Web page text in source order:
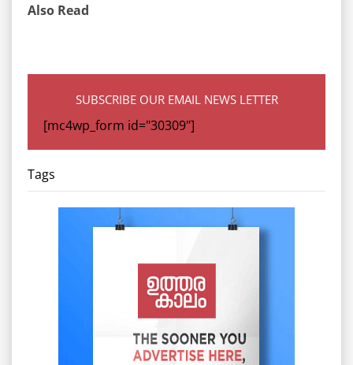
Also Read
SUBSCRIBE OUR EMAIL NEWS LETTER
[mc4wp_form id="30309"]
Tags